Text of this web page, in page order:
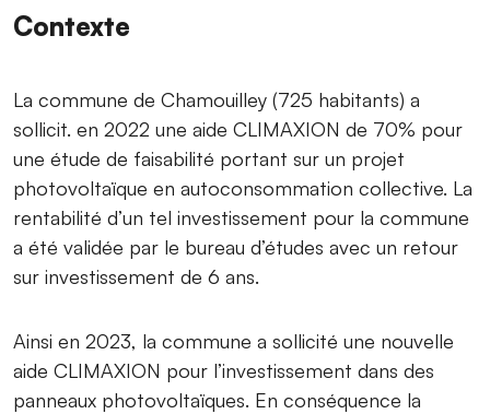
Contexte
La commune de Chamouilley (725 habitants) a
sollicit. en 2022 une aide CLIMAXION de 70% pour
une étude de faisabilité portant sur un projet
photovoltaïque en autoconsommation collective. La
rentabilité d’un tel investissement pour la commune
a été validée par le bureau d’études avec un retour
sur investissement de 6 ans.
Ainsi en 2023, la commune a sollicité une nouvelle
aide CLIMAXION pour l’investissement dans des
panneaux photovoltaïques. En conséquence la